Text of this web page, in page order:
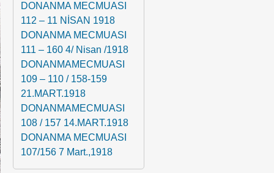
DONANMA MECMUASI
112 – 11 NİSAN 1918
DONANMA MECMUASI
111 – 160 4/ Nisan /1918
DONANMAMECMUASI
109 – 110 / 158-159
21.MART.1918
DONANMAMECMUASI
108 / 157 14.MART.1918
DONANMA MECMUASI
107/156 7 Mart.,1918